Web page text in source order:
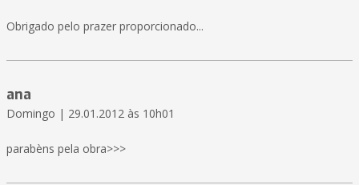
Obrigado pelo prazer proporcionado...
ana
Domingo | 29.01.2012 às 10h01
parabèns pela obra>>>